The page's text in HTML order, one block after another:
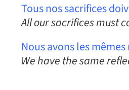
Tous nos sacrifices
All our sacrifices must
Nous avons les
We have the same